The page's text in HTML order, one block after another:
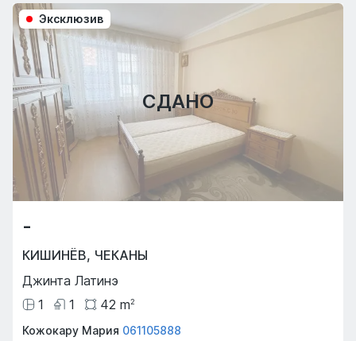
СДАНО
Эксклюзив
-
КИШИНЁВ, ЧЕКАНЫ
Джинта Латинэ
1
1 42 m2
Кожокару Мария 061105888